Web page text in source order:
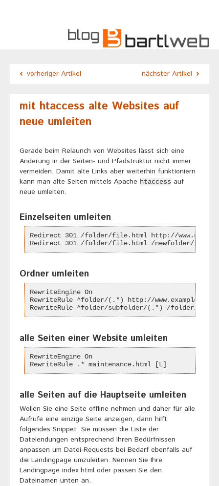
nächster Artikel
vorheriger Artikel
mit htaccess alte Websites auf
neue umleiten
Gerade beim Relaunch von Websites lässt sich eine
Änderung in der Seiten- und Pfadstruktur nicht immer
vermeiden. Damit alte Links aber weiterhin funktioniern
kann man alte Seiten mittels Apache htaccess auf
neue umleiten.
Einzelseiten umleiten
Redirect 301 /folder/file.html http://
Redirect 301 /folder/file.html /newfolder/
Ordner umleiten
RewriteEngine On
RewriteRule ^folder/(.*) http://www.example.com/
RewriteRule ^folder/subfolder/(.*) /folder/$1
alle Seiten einer Website umleiten
RewriteEngine On
RewriteRule .* maintenance.html [L]
alle Seiten auf die Hauptseite umleiten
Wollen Sie eine Seite offline nehmen und daher für alle
Aufrufe eine einzige Seite anzeigen, dann hilft
folgendes Snippet. Sie müssen die Liste der
Dateiendungen entsprechend Ihren Bedürfnissen
anpassen um Datei-Requests bei Bedarf ebenfalls auf
die Landingpage umzuleiten. Nennen Sie Ihre
Landingpage index.html oder passen Sie den
Dateinamen unten an.